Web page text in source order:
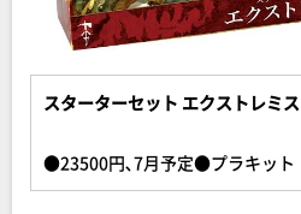
スターターセット エクストレミス
●23500円､7月予定●プラキット